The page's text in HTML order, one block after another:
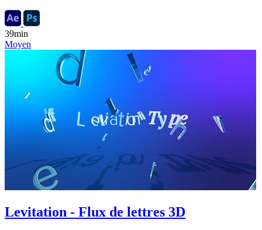
39min
Moyen
Levitation - Flux de lettres 3D